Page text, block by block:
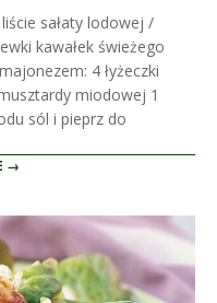
sałaty lodowej /
kawałek świeżego
4 łyżeczki
miodowej 1
sól i pieprz do
→